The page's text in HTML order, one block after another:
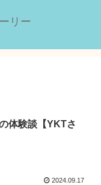
リー
体験談【YKTさ
2024.09.17